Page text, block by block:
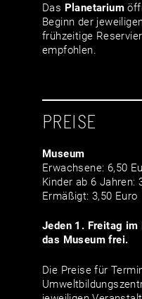
Das Planetarium
Beginn der
frühzeitige
empfohlen.
PREISE
Museum
Erwachsene: 6,50
Kinder ab 6 Jahren:
Ermäßigt: 3,50 Euro
Jeden 1. Freitag
das Museum frei.
Die Preise für